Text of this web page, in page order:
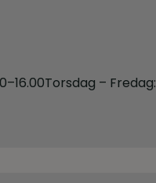
Torsdag – Fredag: